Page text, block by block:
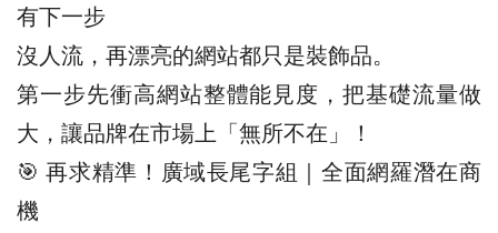
有下一步
沒人流，再漂亮的網站都只是裝飾品。
第一步先衝高網站整體能見度，把基礎流量做
大，讓品牌在市場上「無所不在」！
🎯 再求精準！廣域長尾字組｜全面網羅潛在商
機